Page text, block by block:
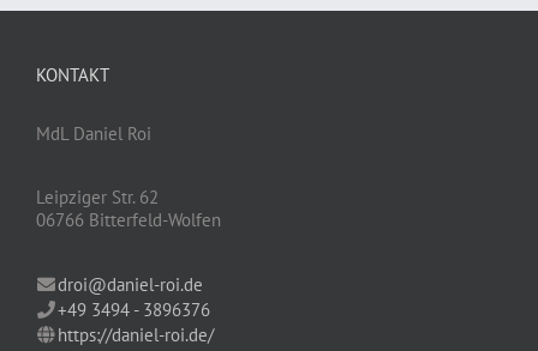
KONTAKT
MdL Daniel Roi
Leipziger Str. 62
06766 Bitterfeld-Wolfen
droi@daniel-roi.de
+49 3494 - 3896376
https://daniel-roi.de/